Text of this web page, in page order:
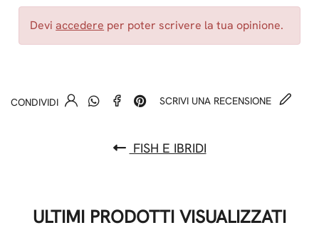
Deviaccedere per poter scrivere la tua opinione.
CONDIVIDI SCRIVI UNA RECENSIONE
FISH E IBRIDI
ULTIMI PRODOTTI VISUALIZZATI